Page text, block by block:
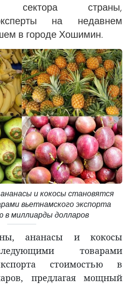
сектора страны,
на недавнем
в городе Хошимин.
и кокосы становятся
вьетнамского экспорта
в миллиарды долларов
ананасы и кокосы
товарами
стоимостью в
предлагая мощный